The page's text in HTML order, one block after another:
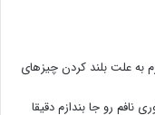
به علت بلند کردن چیزهای
نافم رو جا بندازم دقیقا